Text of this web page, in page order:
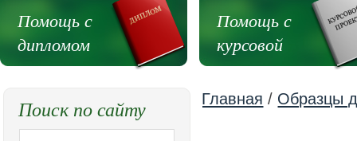
Помощь с
дипломом
Помощь с
курсовой
Главная / Образцы
Поиск по сайту